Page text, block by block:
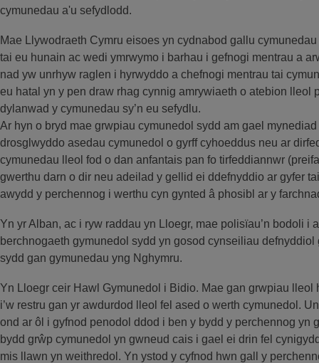
cymunedau a'u sefydlodd.
Mae Llywodraeth Cymru eisoes yn cydnabod gallu
tai eu hunain ac wedi ymrwymo i barhau i gefnogi mentrau a
nad yw unrhyw raglen i hyrwyddo a chefnogi mentrau tai
eu hatal yn y pen draw rhag cynnig amrywiaeth o atebion lleol
dylanwad y cymunedau sy’n eu sefydlu.
Ar hyn o bryd mae grwpiau cymunedol sydd am gael
drosglwyddo asedau cymunedol o gyrff cyhoeddus neu ar
cymunedau lleol fod o dan anfantais pan fo tirfeddiannwr
gwerthu darn o dir neu adeilad y gellid ei ddefnyddio ar gyfer
awydd y perchennog i werthu cyn gynted â phosibl ar y
Yn yr Alban, ac i ryw raddau yn Lloegr, mae polisïau’n bodoli i
berchnogaeth gymunedol sydd yn gosod cynseiliau defnyddiol
sydd gan gymunedau yng Nghymru.
Yn Lloegr ceir Hawl Gymunedol i Bidio. Mae gan grwpiau
i’w restru gan yr awdurdod lleol fel ased o werth cymunedol.
ond ar ôl i gyfnod penodol ddod i ben y bydd y perchennog yn
bydd grŵp cymunedol yn gwneud cais i gael ei drin fel
mis llawn yn weithredol. Yn ystod y cyfnod hwn gall y